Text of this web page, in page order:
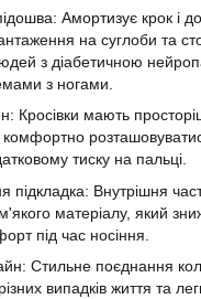
Амортизує крок і
на суглоби та
з діабетичною
з ногами.
Кросівки мають
комфортно
тиску на пальці.
підкладка: Внутрішня
матеріалу, який
під час носіння.
Стильне поєднання
випадків життя та